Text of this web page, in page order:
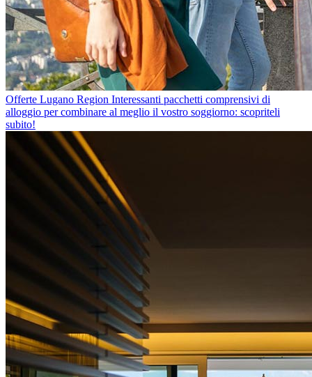
Offerte Lugano Region Interessanti pacchetti comprensivi di
alloggio per combinare al meglio il vostro soggiorno: scopriteli
subito!